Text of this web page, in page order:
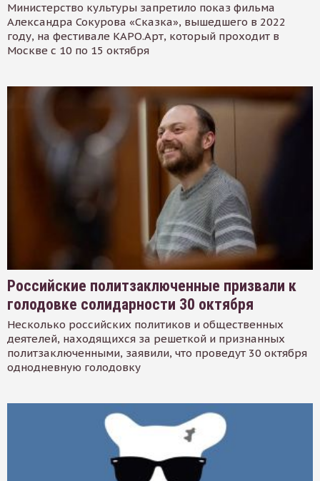
Министерство культуры запретило показ фильма
Александра Сокурова «Сказка», вышедшего в 2022
году, на фестивале КАРО.Арт, который проходит в
Москве с 10 по 15 октября
Российские политзаключенные призвали к
голодовке солидарности 30 октября
Несколько российских политиков и общественных
деятелей, находящихся за решеткой и признанных
политзаключенными, заявили, что проведут 30 октября
однодневную голодовку